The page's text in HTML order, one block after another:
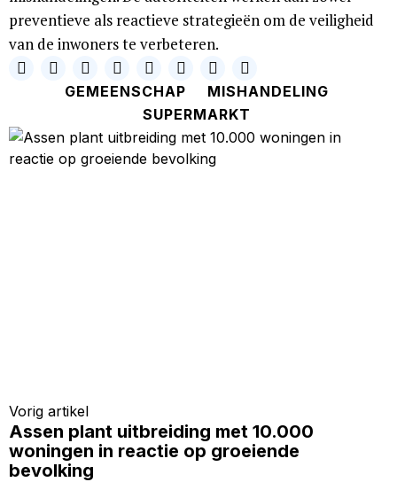
preventieve als reactieve strategieën om de veiligheid
van de inwoners te verbeteren.
GEMEENSCHAP
MISHANDELING
SUPERMARKT
Vorig artikel
Assen plant uitbreiding met 10.000
woningen in reactie op groeiende
bevolking